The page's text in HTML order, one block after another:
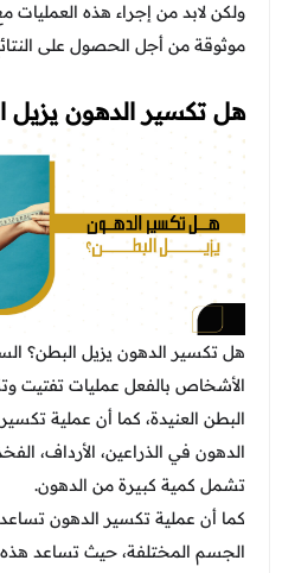
ولكن لابد من إجراء هذه
موثوقة من أجل الحصول على
هل تكسير الدهون يزيل
هل تكسير الدهون يزيل البطن؟
الأشخاص بالفعل عمليات تفتيت
البطن العنيدة، كما أن عملية
الدهون في الذراعين، الأرداف،
تشمل كمية كبيرة من الدهون.
كما أن عملية تكسير الدهون
الجسم المختلفة، حيث تساعد